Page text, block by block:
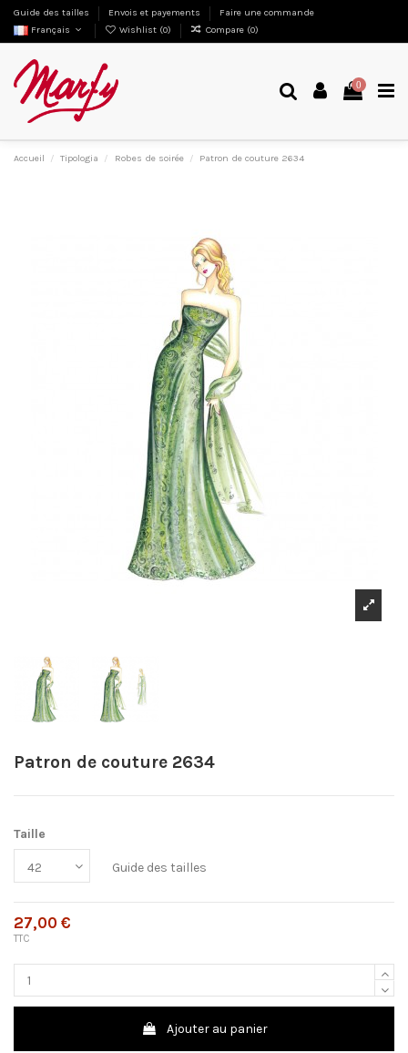
Guide des tailles Envois et payements
Faire une commande
Français
Wishlist (0) Compare (0)
0
Accueil Tipologia Robes de soirée Patron de couture 2634
Patron de couture 2634
Taille
Guide des tailles
27,00 €
TTC
Ajouter au panier